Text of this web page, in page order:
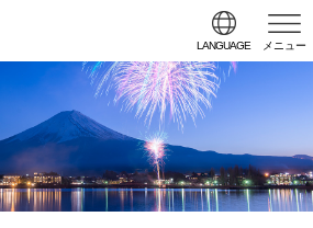
LANGUAGE メニュー